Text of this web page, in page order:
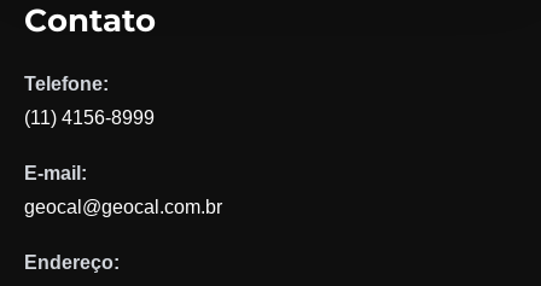
Contato
Telefone:
(11) 4156-8999
E-mail:
geocal@geocal.com.br
Endereço: